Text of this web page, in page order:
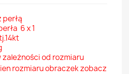
perłą
6 x 1
zależności od rozmiaru
rozmiaru obraczek zobacz